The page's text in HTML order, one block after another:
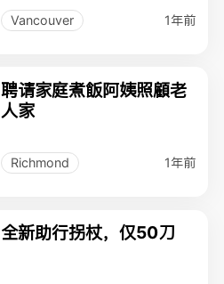
Vancouver 1年前
聘请家庭煮飯阿姨照顧老
人家
Richmond 1年前
全新助行拐杖，仅50刀